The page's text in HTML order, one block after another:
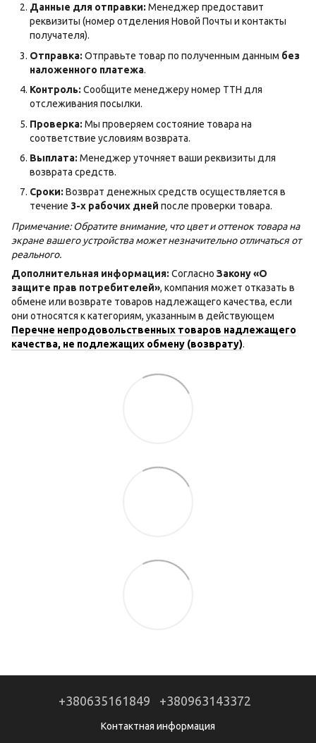
Данные для отправки: Менеджер предоставит
реквизиты (номер отделения Новой Почты и контакты
получателя).
Отправка: Отправьте товар по полученным данным без
наложенного платежа.
Контроль: Сообщите менеджеру номер ТТН для
отслеживания посылки.
Проверка: Мы проверяем состояние товара на
соответствие условиям возврата.
Выплата: Менеджер уточняет ваши реквизиты для
возврата средств.
Сроки: Возврат денежных средств осуществляется в
течение 3-х рабочих дней после проверки товара.
Примечание: Обратите внимание, что цвет и оттенок товара на
экране вашего устройства может незначительно отличаться от
реального.
Дополнительная информация: Согласно Закону «О
защите прав потребителей», компания может отказать в
обмене или возврате товаров надлежащего качества, если
они относятся к категориям, указанным в действующем
Перечне непродовольственных товаров надлежащего
качества, не подлежащих обмену (возврату).
+380635161849 +380963143372
Контактная информация